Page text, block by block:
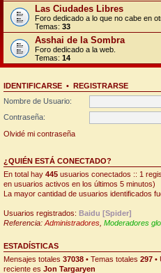
Las Ciudades Libres
Foro dedicado a lo que no cabe en
Temas: 33
Asshai de la Sombra
Foro dedicado a la web.
Temas: 14
IDENTIFICARSE • REGISTRARSE
Nombre de Usuario:
Contraseña:
Olvidé mi contraseña
¿QUIÉN ESTÁ CONECTADO?
En total hay 445 usuarios conectados :: 1
en usuarios activos en los últimos 5 minutos)
La mayor cantidad de usuarios identificados
Usuarios registrados: Baidu [Spider]
Referencia: Administradores Moderadores
ESTADÍSTICAS
Mensajes totales 37038 • Temas totales 297 •
reciente es Jon Targaryen